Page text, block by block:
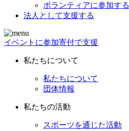
ボランティアに参加する
法人として支援する
イベントに参加寄付で支援
私たちについて
私たちについて
団体情報
私たちの活動
スポーツを通じた活動